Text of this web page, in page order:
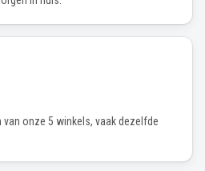
van onze 5 winkels, vaak dezelfde